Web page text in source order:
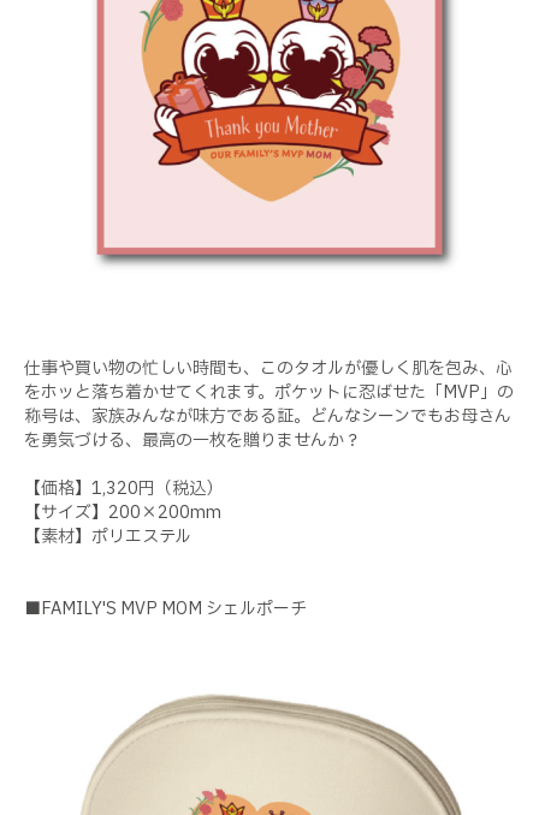
仕事や買い物の忙しい時間も、このタオルが優しく肌を包み、心
をホッと落ち着かせてくれます。ポケットに忍ばせた「MVP」の
称号は、家族みんなが味方である証。どんなシーンでもお母さん
を勇気づける、最高の一枚を贈りませんか？
【価格】1,320円（税込）
【サイズ】200×200mm
【素材】ポリエステル
■FAMILY'S MVP MOM シェルポーチ